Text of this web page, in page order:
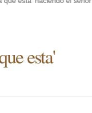
esta'